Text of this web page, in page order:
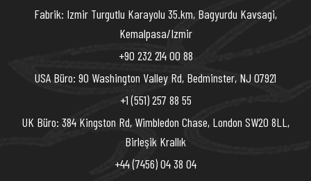
Fabrik: Izmir Turgutlu Karayolu 35.km, Bagyurdu Kavsagi,
Kemalpasa/Izmir
+90 232 214 00 88
USA Büro: 90 Washington Valley Rd, Bedminster, NJ 07921
+1 (551) 257 88 55
UK Büro: 384 Kingston Rd, Wimbledon Chase, London SW20 8LL,
Birleşik Krallık
+44 (7456) 04 38 04